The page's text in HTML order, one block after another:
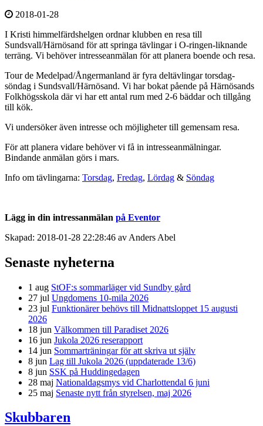
2018-01-28
I Kristi himmelfärdshelgen ordnar klubben en resa till
Sundsvall/Härnösand för att springa tävlingar i O-ringen-liknande
terräng. Vi behöver intresseanmälan för att planera boende och resa.
Tour de Medelpad/Ångermanland är fyra deltävlingar torsdag-
söndag i Sundsvall/Härnösand. Vi har bokat pående på Härnösands
Folkhögsskola där vi har ett antal rum med 2-6 bäddar och tillgång
till kök.
Vi undersöker även intresse och möjligheter till gemensam resa.
För att planera vidare behöver vi få in intresseanmälningar.
Bindande anmälan görs i mars.
Info om tävlingarna: Torsdag, Fredag, Lördag & Söndag
Lägg in din intressanmälan på Eventor
Skapad: 2018-01-28 22:28:46 av Anders Abel
Senaste nyheterna
1 aug StOF:s sommarläger vid Sundby gård
27 jul Ungdomens 10-mila 2026
23 jul Funktionärer behövs till Midnattsloppet 15 augusti
2026
18 jun Välkommen till Paradiset 2026
16 jun Jukola 2026 reserapport
14 jun Sommarträningar för att skriva ut själv
8 jun Lag till Jukola 2026 (uppdaterade 13/6)
8 jun SSK på Huddingedagen
28 maj Nationaldagsmys vid Charlottendal 6 juni
25 maj Senaste nytt från styrelsen, maj 2026
Skubbaren